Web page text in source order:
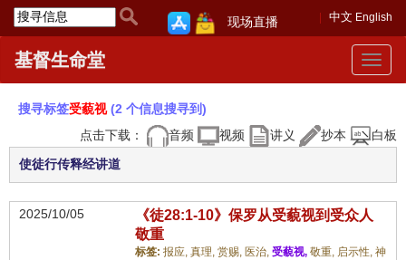
中文 English
现场直播
Toggle
基督生命堂
搜寻标签受藐视(2 个信息搜寻到)
点击下载：
音频 视频 讲义 抄本 白板
使徒行传释经讲道
2025/10/05
《徒28:1-10》保罗从受藐视到受众人
敬重
标签: 报应, 真理, 赏赐, 医治, 受藐视, 敬重, 启示性, 神